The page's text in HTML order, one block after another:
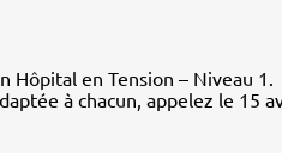
Hôpital en Tension – Niveau 1.
à chacun, appelez le 15